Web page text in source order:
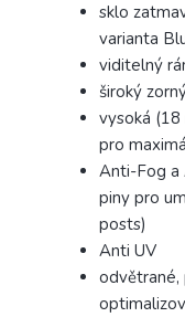
sklo
varianta
viditelný
široký
vysoká
pro
Anti-Fog a
piny pro
posts)
Anti UV
odvětrané,